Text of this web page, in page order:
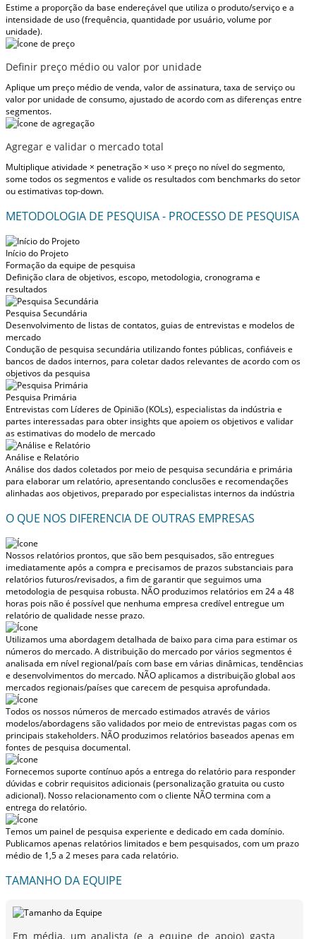
Estime a proporção da base endereçável que utiliza o produto/serviço e a
intensidade de uso (frequência, quantidade por usuário, volume por
unidade).
Definir preço médio ou valor por unidade
Aplique um preço médio de venda, valor de assinatura, taxa de serviço ou
valor por unidade de consumo, ajustado de acordo com as diferenças entre
segmentos.
Agregar e validar o mercado total
Multiplique atividade × penetração × uso × preço no nível do segmento,
some todos os segmentos e valide os resultados com benchmarks do setor
ou estimativas top-down.
METODOLOGIA DE PESQUISA - PROCESSO DE PESQUISA
Início do Projeto
Formação da equipe de pesquisa
Definição clara de objetivos, escopo, metodologia, cronograma e
resultados
Pesquisa Secundária
Desenvolvimento de listas de contatos, guias de entrevistas e modelos de
mercado
Condução de pesquisa secundária utilizando fontes públicas, confiáveis e
bancos de dados internos, para coletar dados relevantes de acordo com os
objetivos da pesquisa
Pesquisa Primária
Entrevistas com Líderes de Opinião (KOLs), especialistas da indústria e
partes interessadas para obter insights que apoiem os objetivos e validar
as estimativas do modelo de mercado
Análise e Relatório
Análise dos dados coletados por meio de pesquisa secundária e primária
para elaborar um relatório, apresentando conclusões e recomendações
alinhadas aos objetivos, preparado por especialistas internos da indústria
O QUE NOS DIFERENCIA DE OUTRAS EMPRESAS
Nossos relatórios prontos, que são bem pesquisados, são entregues
imediatamente após a compra e precisamos de prazos substanciais para
relatórios futuros/revisados, a fim de garantir que seguimos uma
metodologia de pesquisa robusta. NÃO produzimos relatórios em 24 a 48
horas pois não é possível que nenhuma empresa credível entregue um
relatório de qualidade nesse prazo.
Utilizamos uma abordagem detalhada de baixo para cima para estimar os
números do mercado. A distribuição do mercado por vários segmentos é
analisada em nível regional/país com base em várias dinâmicas, tendências
e desenvolvimentos do mercado. NÃO aplicamos a distribuição global aos
mercados regionais/paísesque carecem de pesquisa aprofundada.
Todos os nossos números de mercado estimados através de vários
modelos/abordagens são validados por meio de entrevistas pagas com os
principais stakeholders. NÃO produzimos relatórios baseados apenas em
fontes de pesquisa documental.
Fornecemos suporte contínuo após a entrega do relatório para responder
dúvidas e cobrir requisitos adicionais (personalização gratuita ou custo
adicional). Nosso relacionamento com o cliente NÃO termina com a
entrega do relatório.
Temos um painel de pesquisa experiente e dedicado em cada domínio.
Publicamos apenas relatórios limitados e bem pesquisados, com um prazo
médio de 1,5 a 2 meses para cada relatório.
TAMANHO DA EQUIPE
Em média, um analista (e a equipe de apoio) gasta